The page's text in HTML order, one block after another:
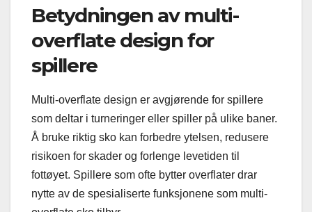
Betydningen av multi-
overflate design for
spillere
Multi-overflate design er avgjørende for spillere
som deltar i turneringer eller spiller på ulike baner.
Å bruke riktig sko kan forbedre ytelsen, redusere
risikoen for skader og forlenge levetiden til
fottøyet. Spillere som ofte bytter overflater drar
nytte av de spesialiserte funksjonene som multi-